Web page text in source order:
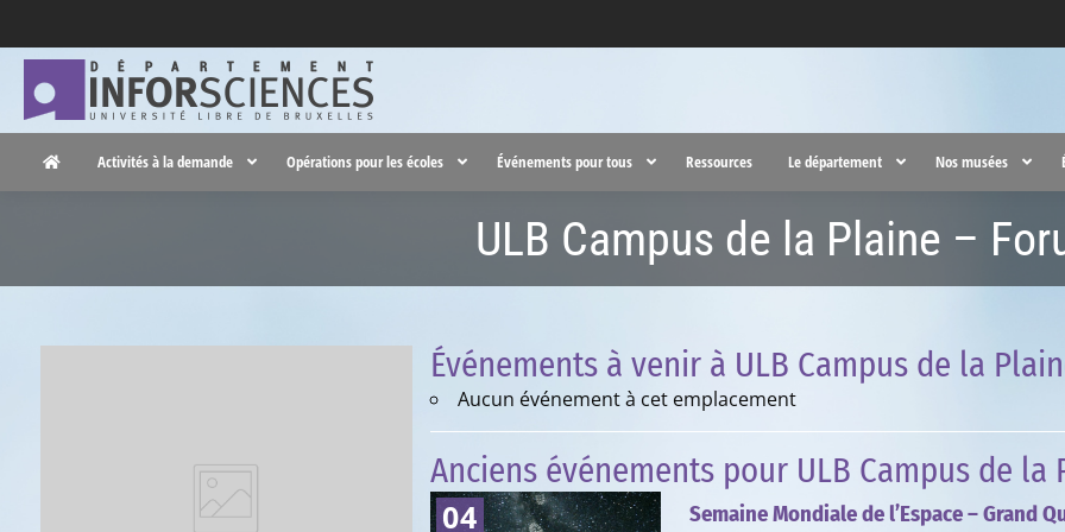
Activités à la demande Opérations pour les écoles Événements pour tous Ressources Le département Nos musées
ULB Campus de la Plaine –
Événements à venir à ULB Campus de la
Aucun événement à cet emplacement
Anciens événements pour ULB Campus de la
04 Semaine Mondiale de l’Espace – Grand